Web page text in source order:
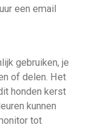
een email
gebruiken, je
of delen. Het
honden kerst
kunnen
tot